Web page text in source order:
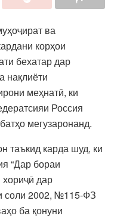
ва
корҳои
бехатар дар
нақлиёти
меҳнатӣ, ки
Россия
мегузаронанд.
таъкид карда шуд, ки
“Дар бораи
дар
соли 2002, №115-ФЗ
ба қонуни